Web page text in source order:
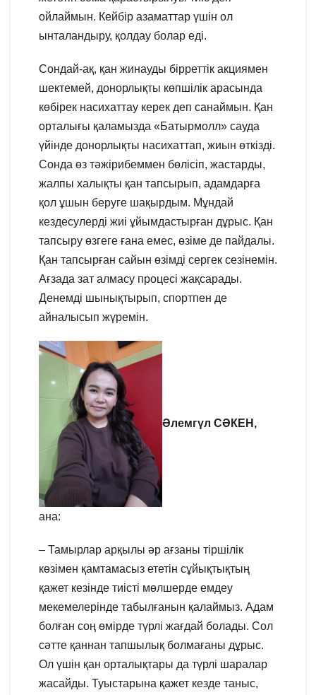
ойлаймын. Кейбір азаматтар үшін ол
ынталандыру, қолдау болар еді.
Сондай-ақ, қан жинауды бірреттік акциямен
шектемей, донорлықты көпшілік арасында
көбірек насихаттау керек деп санаймын. Қан
орталығы қаламызда «Батырмолл» сауда
үйінде донорлықты насихаттап, жиын өткізді.
Сонда өз тәжірибеммен бөлісіп, жастарды,
жалпы халықты қан тапсырып, адамдарға
қол ұшын беруге шақырдым. Мұндай
кездесулерді жиі ұйымдастырған дұрыс. Қан
тапсыру өзгеге ғана емес, өзіме де пайдалы.
Қан тапсырған сайын өзімді сергек сезінемін.
Ағзада зат алмасу процесі жақсарады.
Денемді шынықтырып, спортпен де
айналысып жүремін.
Әлемгүл СӘКЕН,
ана:
– Тамырлар арқылы әр ағзаны тіршілік
көзімен қамтамасыз ететін сұйықтықтың
қажет кезінде тиісті мөлшерде емдеу
мекемелерінде табылғанын қалаймыз. Адам
болған соң өмірде түрлі жағдай болады. Сол
сәтте қаннан тапшылық болмағаны дұрыс.
Ол үшін қан орталықтары да түрлі шаралар
жасайды. Туыстарына қажет кезде таныс,